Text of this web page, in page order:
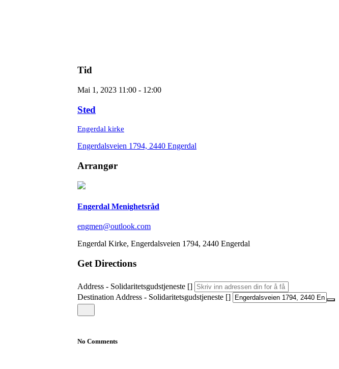
Tid
Mai 1, 2023 11:00 - 12:00
Sted
Engerdal kirke
Engerdalsveien 1794, 2440 Engerdal
Arrangør
Engerdal Menighetsråd
engmen@outlook.com
Engerdal Kirke, Engerdalsveien 1794, 2440 Engerdal
Get Directions
Address - Solidaritetsgudstjeneste []
Destination Address - Solidaritetsgudstjeneste []
No Comments